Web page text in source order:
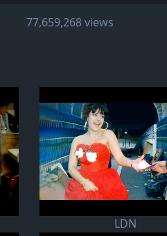
77,659,268 views
LDN